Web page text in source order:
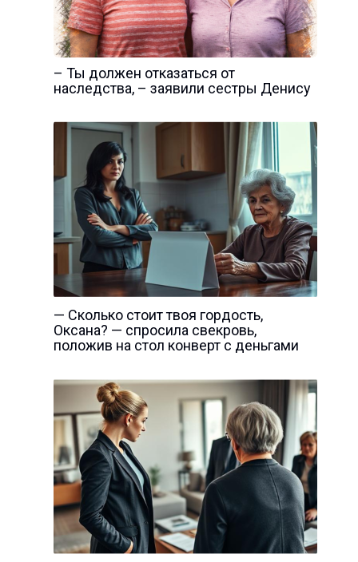
– Ты должен отказаться от
наследства, – заявили сестры Денису
— Сколько стоит твоя гордость,
Оксана? — спросила свекровь,
положив на стол конверт с деньгами